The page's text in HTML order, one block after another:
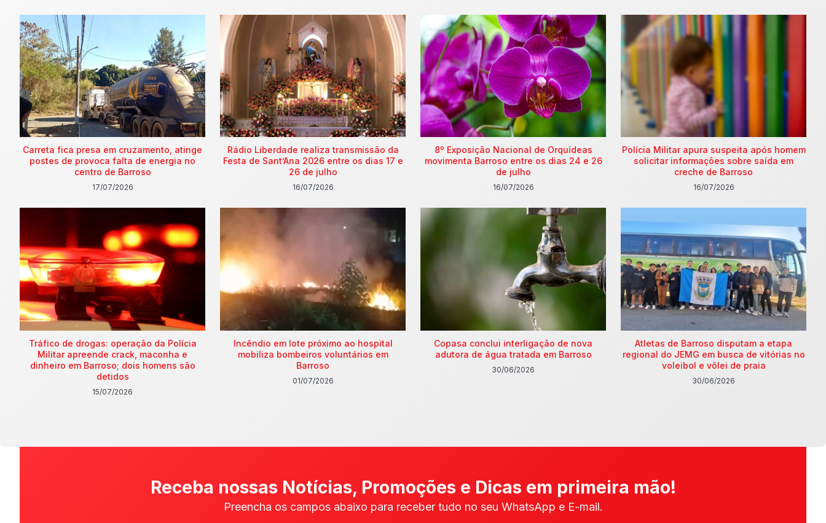
Carreta fica presa em cruzamento, atinge
postes de provoca falta de energia no
centro de Barroso
17/07/2026
Rádio Liberdade realiza transmissão da
Festa de Sant’Ana 2026 entre os dias 17 e
26 de julho
16/07/2026
8º Exposição Nacional de Orquídeas
movimenta Barroso entre os dias 24 e 26
de julho
16/07/2026
Polícia Militar apura suspeita após homem
solicitar informações sobre saída em
creche de Barroso
16/07/2026
Tráfico de drogas: operação da Polícia
Militar apreende crack, maconha e
dinheiro em Barroso; dois homens são
detidos
15/07/2026
Incêndio em lote próximo ao hospital
mobiliza bombeiros voluntários em
Barroso
01/07/2026
Copasa conclui interligação de nova
adutora de água tratada em Barroso
30/06/2026
Atletas de Barroso disputam a etapa
regional do JEMG em busca de vitórias no
voleibol e vôlei de praia
30/06/2026
Receba nossas Notícias, Promoções e Dicas em primeira mão!
Preencha os campos abaixo para receber tudo no seu WhatsApp e E-mail.